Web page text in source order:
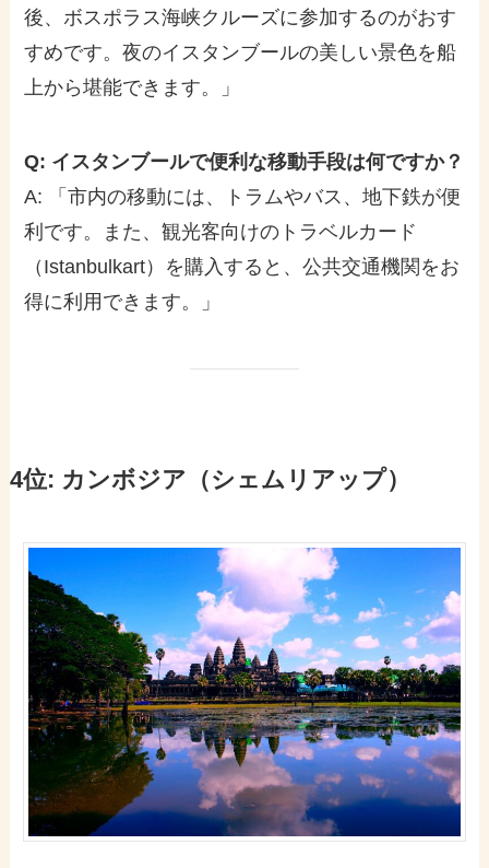
後、ボスポラス海峡クルーズに参加するのがおす
すめです。夜のイスタンブールの美しい景色を船
上から堪能できます。」
Q: イスタンブールで便利な移動手段は何ですか？
A: 「市内の移動には、トラムやバス、地下鉄が便
利です。また、観光客向けのトラベルカード
（Istanbulkart）を購入すると、公共交通機関をお
得に利用できます。」
4位: カンボジア（シェムリアップ）